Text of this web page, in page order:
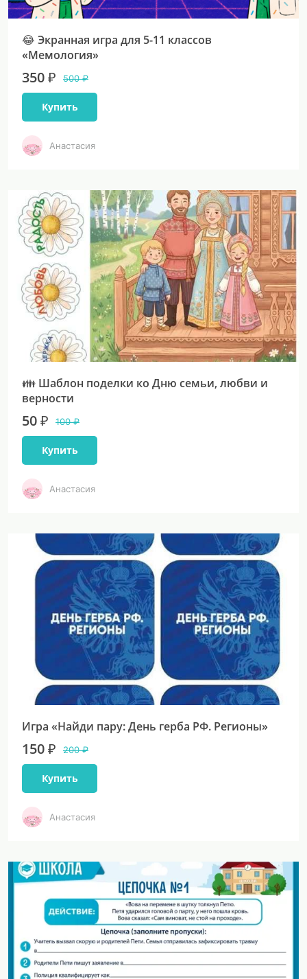
😂 Экранная игра для 5-11 классов
«Мемология»
350 ₽ 500 ₽
Купить
Анастасия
👪 Шаблон поделки ко Дню семьи, любви и
верности
50 ₽ 100 ₽
Купить
Анастасия
Игра «Найди пару: День герба РФ. Регионы»
150 ₽ 200 ₽
Купить
Анастасия